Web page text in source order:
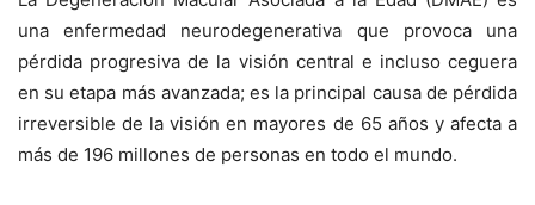
una enfermedad neurodegenerativa que provoca una
pérdida progresiva de la visión central e incluso ceguera
en su etapa más avanzada; es la principal causa de pérdida
irreversible de la visión en mayores de 65 años y afecta a
más de 196 millones de personas en todo el mundo.